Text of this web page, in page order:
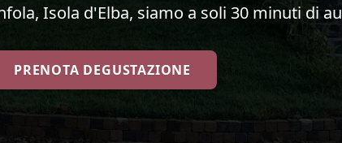
Isola d'Elba, siamo a soli 30 minuti di
PRENOTA DEGUSTAZIONE